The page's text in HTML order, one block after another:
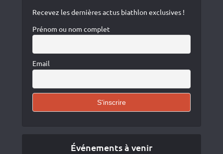
Recevez les dernières actus biathlon exclusives !
Prénom ou nom complet
Email
Événements à venir